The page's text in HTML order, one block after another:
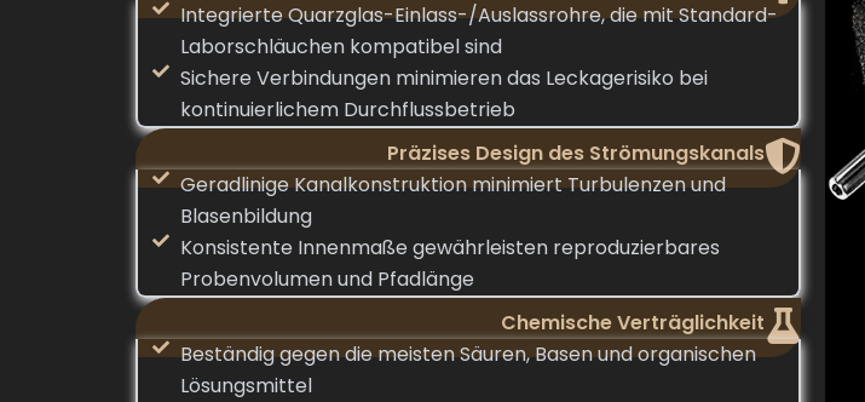
Integrierte Quarzglas-Einlass-/Auslassrohre, die mit Standard-
Laborschläuchen kompatibel sind
Sichere Verbindungen minimieren das Leckagerisiko bei
kontinuierlichem Durchflussbetrieb
Präzises Design des Strömungskanals
Geradlinige Kanalkonstruktion minimiert Turbulenzen und
Blasenbildung
Konsistente Innenmaße gewährleisten reproduzierbares
Probenvolumen und Pfadlänge
Chemische Verträglichkeit
Beständig gegen die meisten Säuren, Basen und organischen
Lösungsmittel